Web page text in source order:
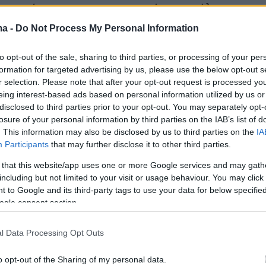
- Do Not Process My Personal Information
opt-out of the sale, sharing to third parties, or processing of your
for targeted advertising by us, please use the below opt-out
selection. Please note that after your opt-out request is processed
interest-based ads based on personal information utilized by us
to third parties prior to your opt-out. You may separately
of your personal information by third parties on the IAB’s list of
This information may also be disclosed by us to third parties on the
Participants that may further disclose it to other third parties.
that this website/app uses one or more Google services and may
but not limited to your visit or usage behaviour. You may
to Google and its third-party tags to use your data for below
consent section.
Data Processing Opt Outs
opt-out of the Sharing of my personal data.
σε ορφανοτροφείο της πόλης,
κατάθεσή της πως κάποιες φορές έβγαινε
και να μην κλέβει, ενώ έλεγε ψέματα ότι
δηλαδή έναν χρόνο μεγαλύτερη από την
της ηλικία, προκειμένου να πείσει τους άντρες
ερωτικά μαζί της και να εισπράξει το
ευρώ.
η ανήλικη είχε βγει στην Γιαννιτσών
πελάτες και όταν την είδε ο 49χρονος
σταμάτησε με το αυτοκίνητό του και τη
ηλικία της. Παρόλο που του είπε ότι είναι